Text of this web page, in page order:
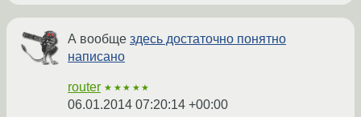
А вообще здесь достаточно понятно
написано
router ★★★★★
06.01.2014 07:20:14 +00:00